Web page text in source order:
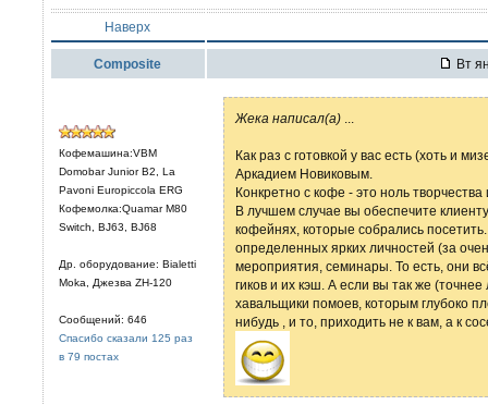
Наверх
Composite Вт
Кофемашина:VBM
Domobar Junior B2, La
Pavoni Europiccola ERG
Кофемолка:Quamar M80
Switch, BJ63, BJ68
Др. оборудование: Bialetti
Moka, Джезва ZH-120
Сообщений: 646
Спасибо сказали 125 раз
в 79 постах
Жека написал(а)
Как раз с готовкой у вас есть (хоть и
Аркадием Новиковым.
Конкретно с кофе - это ноль
В лучшем случае вы обеспечите
кофейнях, которые собрались
определенных ярких личностей (за
мероприятия, семинары. То есть, они
гиков и их кэш. А если вы так же
хавальщики помоев, которым глубоко
нибудь , и то, приходить не к вам, а к